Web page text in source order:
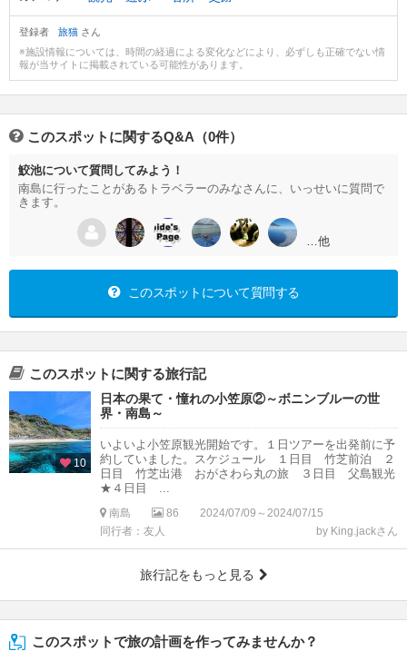
登録者 旅猫 さん
※施設情報については、時間の経過による変化などにより、必ずしも正確でない情
報が当サイトに掲載されている可能性があります。
このスポットに関するQ&A（0件）
鮫池について質問してみよう！
南島に行ったことがあるトラベラーのみなさんに、いっせいに質問で
きます。
…他
このスポットについて質問する
このスポットに関する旅行記
10
日本の果て・憧れの小笠原②～ボニンブルーの世
界・南島～
いよいよ小笠原観光開始です。１日ツアーを出発前に予
約していました。スケジュール １日目 竹芝前泊 ２
日目 竹芝出港 おがさわら丸の旅 ３日目 父島観光
★４日目 ...
南島 86
2024/07/09～2024/07/15
同行者：友人
by King.jackさん
旅行記をもっと見る
このスポットで旅の計画を作ってみませんか？